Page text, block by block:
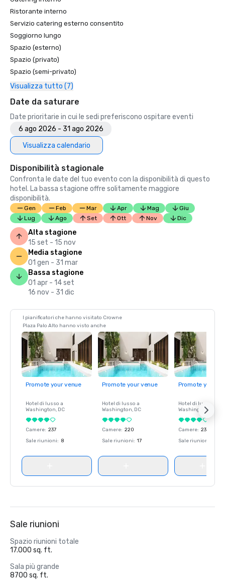
Ristorante interno
Servizio catering esterno consentito
Soggiorno lungo
Spazio (esterno)
Spazio (privato)
Spazio (semi-privato)
Visualizza tutto (7)
Date da saturare
Date prioritarie in cui le sedi preferiscono ospitare eventi
6 ago 2026 - 31 ago 2026
Visualizza calendario
Disponibilità stagionale
Confronta le date del tuo evento con la disponibilità di questo
hotel. La bassa stagione offre solitamente maggiore
disponibilità.
Gen Feb Mar Apr Mag
Giu
Lug
Ago Set Ott Nov Dic
Alta stagione
15 set - 15 nov
Media stagione
01 gen - 31 mar
Bassa stagione
01 apr - 14 set
16 nov - 31 dic
I pianificatori che hanno visitato Crowne
Plaza Palo Alto hanno visto anche
Promote your venue
Hotel di lusso a
Washington, DC
Camere: 237
Sale riunioni: 8
Promote your venue
Hotel di lusso a
Washington, DC
Camere: 220
Sale riunioni: 17
Promote your
Hotel di lusso a
Washington
Camere: 237
Sale riunioni
Sale riunioni
Spazio riunioni totale
17.000 sq. ft.
Sala più grande
8700 sq. ft.